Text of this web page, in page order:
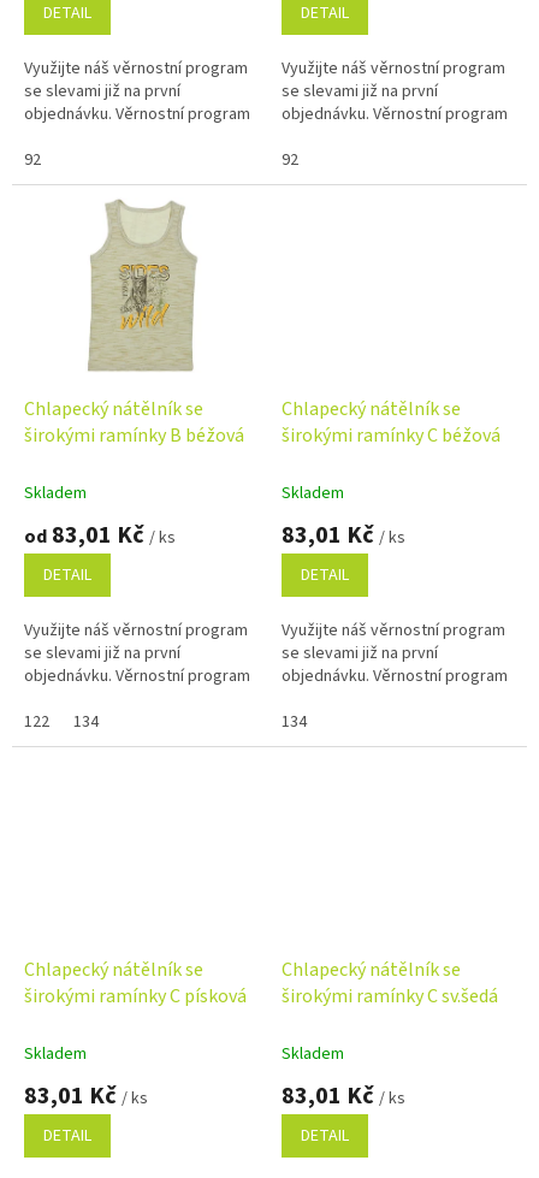
DETAIL
Využijte náš věrnostní program
se slevami již na první
objednávku. Věrnostní program
92
DETAIL
Využijte náš věrnostní program
se slevami již na první
objednávku. Věrnostní program
92
Chlapecký nátělník se
širokými ramínky B béžová
Skladem
od 83,01 Kč / ks
DETAIL
Využijte náš věrnostní program
se slevami již na první
objednávku. Věrnostní program
122
134
Chlapecký nátělník se
širokými ramínky C béžová
Skladem
83,01 Kč / ks
DETAIL
Využijte náš věrnostní program
se slevami již na první
objednávku. Věrnostní program
134
Chlapecký nátělník se
širokými ramínky C písková
Skladem
83,01 Kč / ks
DETAIL
Chlapecký nátělník se
širokými ramínky C sv.šedá
Skladem
83,01 Kč / ks
DETAIL